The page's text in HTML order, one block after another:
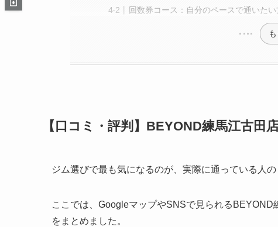
回数券コース：自分のペースで通いたい
【口コミ・評判】BEYOND練馬江古田
ジム選びで最も気になるのが、実際に通っている人の
ここでは、GoogleマップやSNSで見られる
をまとめました。